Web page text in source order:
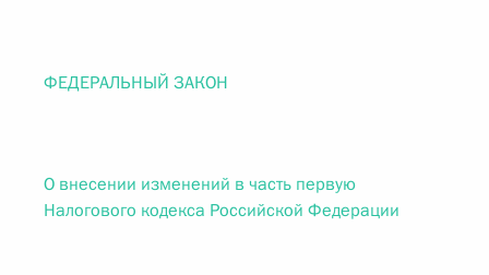
ФЕДЕРАЛЬНЫЙ ЗАКОН
О внесении изменений в часть первую
Налогового кодекса Российской Федерации